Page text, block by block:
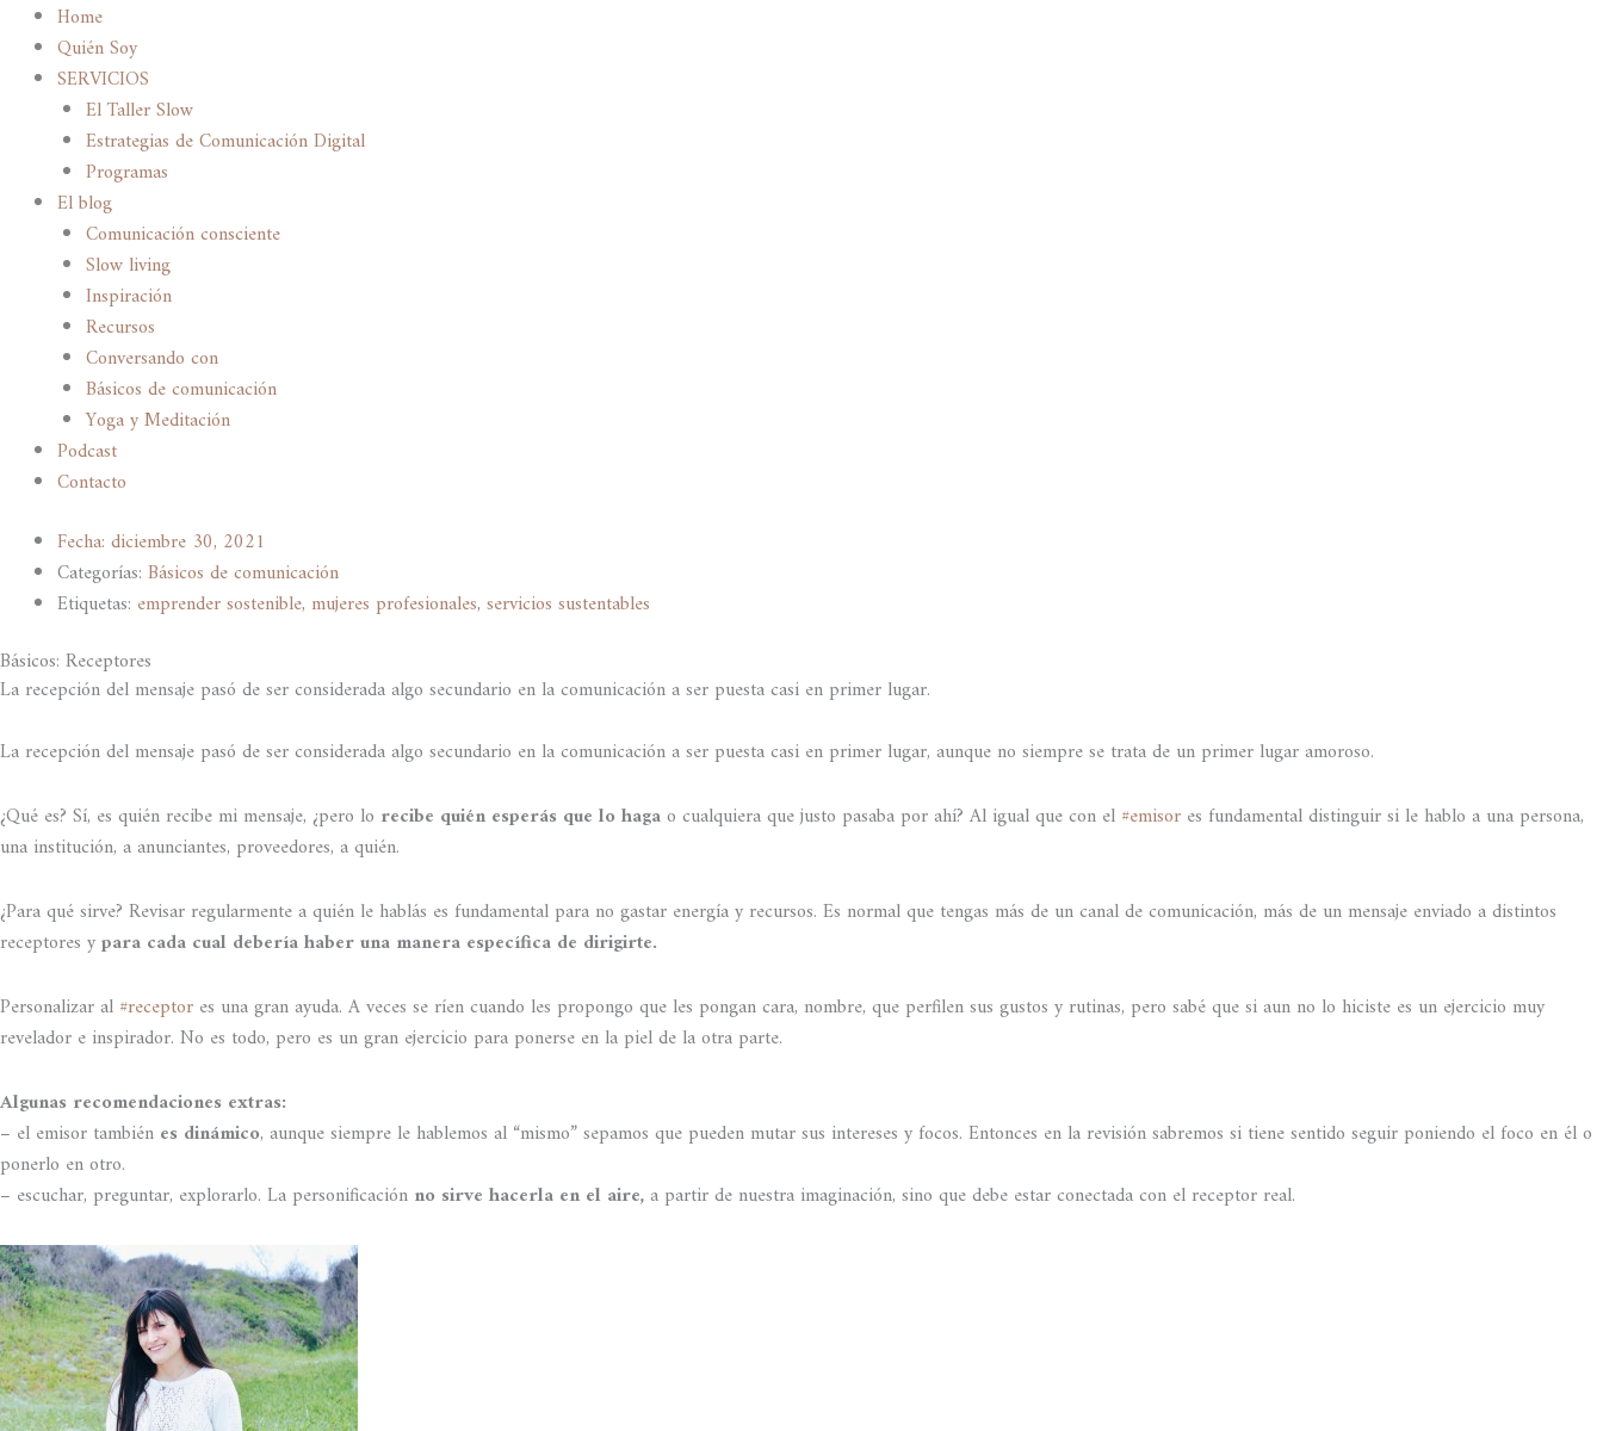
Home
Quién Soy
SERVICIOS
El Taller Slow
Estrategias de Comunicación Digital
Programas
El blog
Comunicación consciente
Slow living
Inspiración
Recursos
Conversando con
Básicos de comunicación
Yoga y Meditación
Podcast
Contacto
Fecha: diciembre 30, 2021
Categorías: Básicos de comunicación
Etiquetas: emprender sostenible, mujeres profesionales, servicios sustentables
Básicos: Receptores
La recepción del mensaje pasó de ser considerada algo secundario en la comunicación a ser puesta casi en primer lugar.
La recepción del mensaje pasó de ser considerada algo secundario en la comunicación a ser puesta casi en primer lugar, aunque no siempre se trata de un primer lugar amoroso.
¿Qué es? Sí, es quién recibe mi mensaje, ¿pero lo recibe quién esperás que lo hagao cualquiera que justo pasaba por ahí? Al igual que con el #emisor es fundamental distinguir si le hablo a una persona,
una institución, a anunciantes, proveedores, a quién.
¿Para qué sirve? Revisar regularmente a quién le hablás es fundamental para no gastar energía y recursos. Es normal que tengas más de un canal de comunicación, más de un mensaje enviado a distintos
receptores ypara cada cual debería haber una manera específica de dirigirte.
Personalizar al #receptor es una gran ayuda. A veces se ríen cuando les propongo que les pongan cara, nombre, que perfilen sus gustos y rutinas, pero sabé que si aun no lo hiciste es un ejercicio muy
revelador e inspirador. No es todo, pero es un gran ejercicio para ponerse en la piel de la otra parte.
Algunas recomendaciones extras:
– el emisor también es dinámico, aunque siempre le hablemos al “mismo” sepamos que pueden mutar sus intereses y focos. Entonces en la revisión sabremos si tiene sentido seguir poniendo el foco en él o
ponerlo en otro.
– escuchar, preguntar, explorarlo. La personificación no sirve hacerla en el aire,a partir de nuestra imaginación, sino que debe estar conectada con el receptor real.